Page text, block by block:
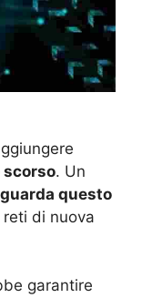
scorso. Un
questo
di nuova
garantire